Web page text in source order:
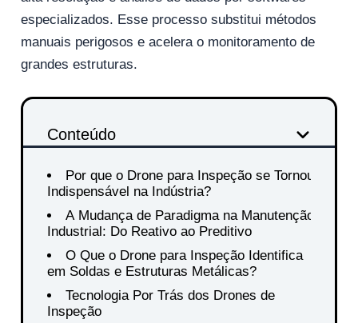
especializados. Esse processo substitui métodos
manuais perigosos e acelera o monitoramento de
grandes estruturas.
Conteúdo
Por que o Drone para Inspeção se Tornou
Indispensável na Indústria?
A Mudança de Paradigma na Manutenção
Industrial: Do Reativo ao Preditivo
O Que o Drone para Inspeção Identifica
em Soldas e Estruturas Metálicas?
Tecnologia Por Trás dos Drones de
Inspeção